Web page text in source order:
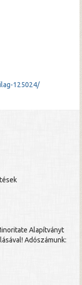
125024/
Alapítványt
Adószámunk: